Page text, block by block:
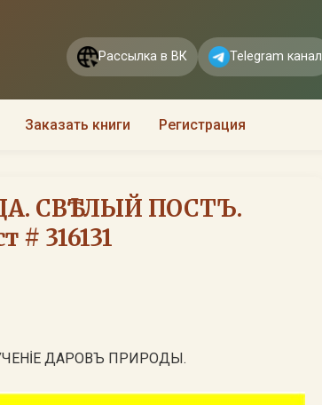
Рассылка в ВК Telegram канал
Заказать книги Регистрация
СВѢТЛЫЙ ПОСТЪ.
316131
ДАРОВЪ ПРИРОДЫ.